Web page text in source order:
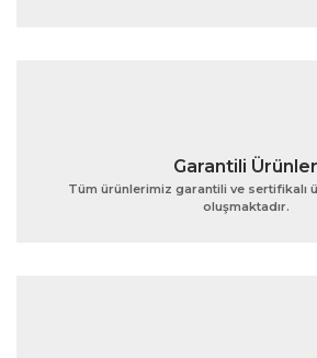
Gönder
Garantili Ürünler
Tüm ürünlerimiz garantili ve sertifikalı
oluşmaktadır.